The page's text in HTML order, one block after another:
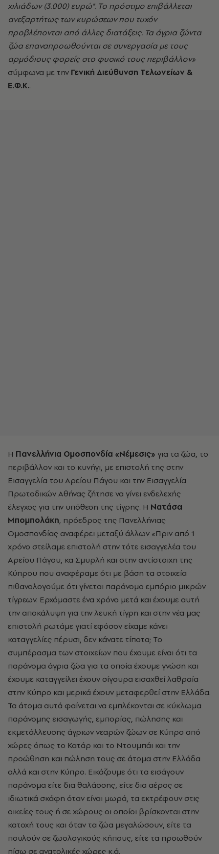
χιλιάδων (3.000) ευρώ". Το πρόστιμο επιβάλλεται
ανεξαρτήτως των κυρώσεων που τυχόν
προβλέπονται από άλλες διατάξεις. Τα άγρια ζώντα
ζώα επαναπροωθούνται σε συνεργασία με τους
αρμόδιους φορείς στο φυσικό τους περιβάλλον»
σύμφωνα με την Γενική Διεύθυνση Τελωνείων &
Ε.Φ.Κ..
H Πανελλήνια Ομοσπονδία «Νέμεσις» για τα ζώα, το
περιβάλλον και το κυνήγι, με επιστολή της στην
Εισαγγελία του Αρείου Πάγου και την Εισαγγελία
Πρωτοδικών Αθήνας ζήτησε να γίνει ενδελεχής
έλεγχος για την υπόθεση της τίγρης. Η Νατάσα
Μπομπολάκη, πρόεδρος της Πανελλήνιας
Ομοσπονδίας αναφέρει μεταξύ άλλων «Πριν από 1
χρόνο στείλαμε επιστολή στην τότε εισαγγελέα του
Αρείου Πάγου, κα Σμυρλή και στην αντίστοιχη της
Κύπρου που αναφέραμε ότι με βάση τα στοιχεία
πιθανολογούμε ότι γίνεται παράνομο εμπόριο μικρών
τίγρεων. Ερχόμαστε ένα χρόνο μετά και έχουμε αυτή
την αποκάλυψη για την λευκή τίγρη και στην νέα μας
επιστολή ρωτάμε γιατί εφόσον είχαμε κάνει
καταγγελίες πέρυσι, δεν κάνατε τίποτα; Το
συμπέρασμα των στοιχείων που έχουμε είναι ότι τα
παράνομα άγρια ζώα για τα οποία έχουμε γνώση και
έχουμε καταγγείλει έχουν σίγουρα εισαχθεί λαθραία
στην Κύπρο και μερικά έχουν μεταφερθεί στην Ελλάδα.
Τα άτομα αυτά φαίνεται να εμπλέκονται σε κύκλωμα
παράνομης εισαγωγής, εμπορίας, πώλησης και
εκμετάλλευσης άγριων νεαρών ζώων σε Κύπρο από
χώρες όπως το Κατάρ και το Ντουμπάι και την
προώθηση και πώληση τους σε άτομα στην Ελλάδα
αλλά και στην Κύπρο. Εικάζουμε ότι τα εισάγουν
παράνομα είτε δια θαλάσσης, είτε δια αέρος σε
ιδιωτικά σκάφη όταν είναι μωρά, τα εκτρέφουν στις
οικείες τους ή σε χώρους οι οποίοι βρίσκονται στην
κατοχή τους και όταν τα ζώα μεγαλώσουν, είτε τα
πουλούν σε ζωολογικούς κήπους, είτε τα προωθούν
πίσω σε ανατολικές χώρες κ.ά.